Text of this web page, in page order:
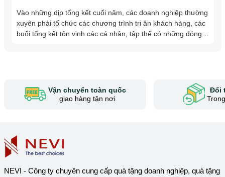
Vào những dịp tổng kết cuối năm, các doanh nghiệp thường
xuyên phải tổ chức các chương trình tri ân khách hàng, các
buổi tổng kết tôn vinh các cá nhân, tập thể có những đóng
Vận chuyển toàn quốc
giao hàng tận nơi
Đổi
NEVI - Công ty chuyên cung cấp quà tặng doanh nghiệp, quà tặng